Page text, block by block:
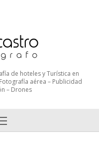
de hoteles y Turística en
aérea – Publicidad
– Drones